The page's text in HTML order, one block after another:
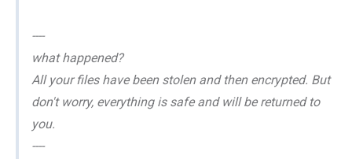
----
what happened?
All your files have been stolen and then encrypted. But
don't worry, everything is safe and will be returned to
you.
----